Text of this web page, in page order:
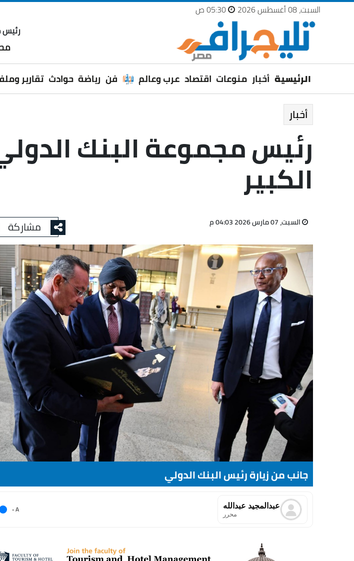
السبت، 08 أغسطس 2026
05:30 ص
رئيس
الرئيسية أخبار منوعات اقتصاد عرب وعالم فن رياضة حوادث تقارير
أخبار
رئيس مجموعة البنك
الكبير
السبت، 07 مارس 2026 04:03 م مشاركة
جانب من زيارة رئيس البنك الدولي
⁠عبدالمجيد عبدالله
محرر A
.